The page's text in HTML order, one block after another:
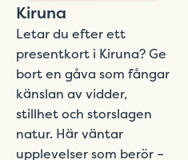
Kiruna
Letar du efter ett
presentkort i Kiruna? Ge
bort en gåva som fångar
känslan av vidder,
stillhet och storslagen
natur. Här väntar
upplevelser som berör –